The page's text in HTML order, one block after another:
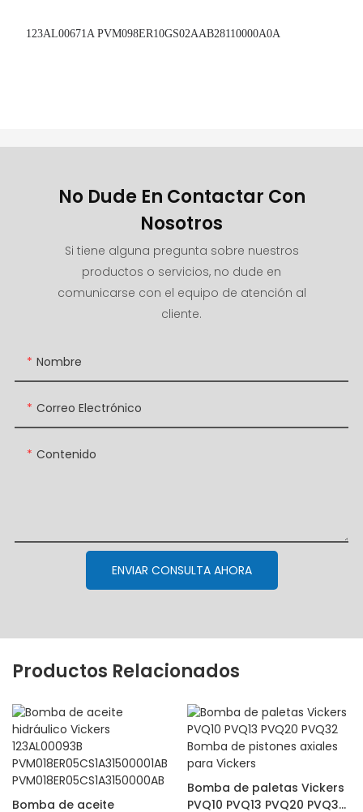
123AL00671A PVM098ER10GS02AAB28110000A0A
No Dude En Contactar Con
Nosotros
Si tiene alguna pregunta sobre nuestros
productos o servicios, no dude en
comunicarse con el equipo de atención al
cliente.
Nombre
Correo Electrónico
Contenido
ENVIAR CONSULTA AHORA
Productos Relacionados
Bomba de aceite
Bomba de paletas Vickers
PVQ10 PVQ13 PVQ20 PVQ32